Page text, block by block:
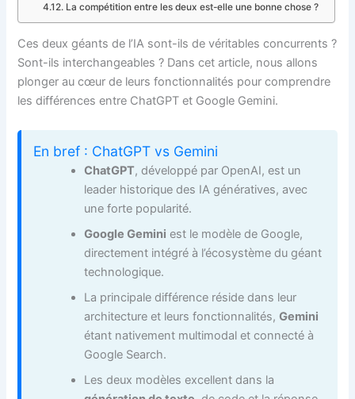
La compétition entre les deux est-elle une bonne chose ?
Ces deux géants de l’IA sont-ils de véritables concurrents ?
Sont-ils interchangeables ? Dans cet article, nous allons
plonger au cœur de leurs fonctionnalités pour comprendre
les différences entre ChatGPT et Google Gemini.
En bref : ChatGPT vs Gemini
ChatGPT, développé par OpenAI, est un
leader historique des IA génératives, avec
une forte popularité.
Google Gemini est le modèle de Google,
directement intégré à l’écosystème du géant
technologique.
La principale différence réside dans leur
architecture et leurs fonctionnalités,Gemini
étant nativement multimodal et connecté à
Google Search.
Les deux modèles excellent dans la